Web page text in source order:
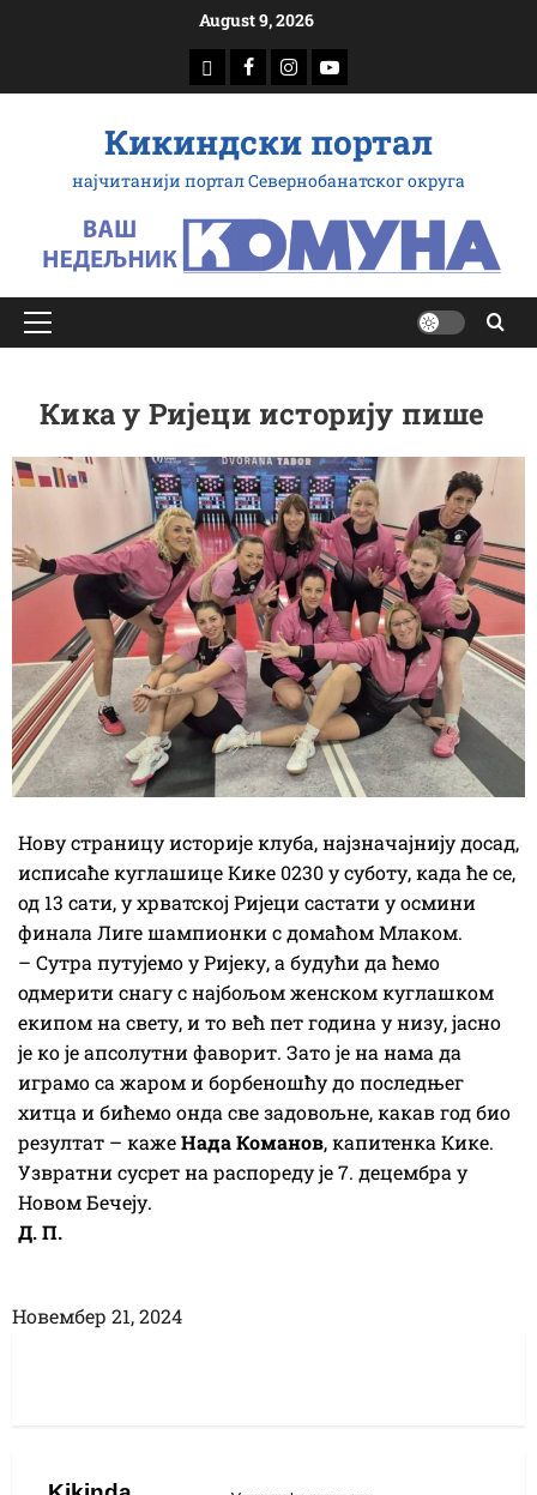
August 9, 2026
доwнлоад
Фацебоок
Инстаграм
Yоутубе
Кикиндски портал
најчитанији портал Севернобанатског округа
Примарy
Кика у Ријеци историју пише
Нову страницу историје клуба, најзначајнију досад,
исписаће куглашице Кике 0230 у суботу, када ће се,
од 13 сати, у хрватској Ријеци састати у осмини
финала Лиге шампионки с домаћом Млаком.
– Сутра путујемо у Ријеку, а будући да ћемо
одмерити снагу с најбољом женском куглашком
екипом на свету, и то већ пет година у низу, јасно
је ко је апсолутни фаворит. Зато је на нама да
играмо са жаром и борбеношћу до последњег
хитца и бићемо онда све задовољне, какав год био
резултат – кажеНада Команов, капитенка Кике.
Узвратни сусрет на распореду је 7. децембра у
Новом Бечеју.
Д. П.
Новембер 21, 2024